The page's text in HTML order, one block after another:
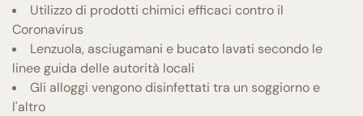
Utilizzo di prodotti chimici efficaci contro il
Coronavirus
Lenzuola, asciugamani e bucato lavati secondo le
linee guida delle autorità locali
Gli alloggi vengono disinfettati tra un soggiorno e
l'altro